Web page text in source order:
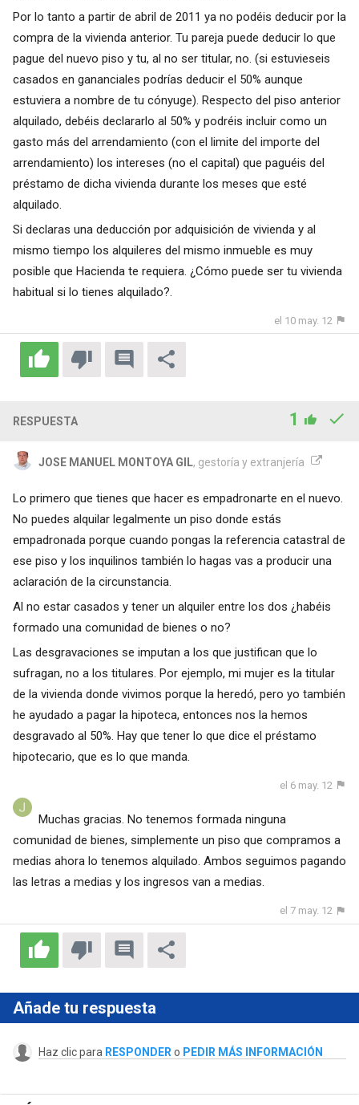
Por lo tanto a partir de abril de 2011 ya no podéis deducir por la
compra de la vivienda anterior. Tu pareja puede deducir lo que
pague del nuevo piso y tu, al no ser titular, no. (si estuvieseis
casados en gananciales podrías deducir el 50% aunque
estuviera a nombre de tu cónyuge). Respecto del piso anterior
alquilado, debéis declararlo al 50% y podréis incluir como un
gasto más del arrendamiento (con el limite del importe del
arrendamiento) los intereses (no el capital) que paguéis del
préstamo de dicha vivienda durante los meses que esté
alquilado.
Si declaras una deducción por adquisición de vivienda y al
mismo tiempo los alquileres del mismo inmueble es muy
posible que Hacienda te requiera. ¿Cómo puede ser tu vivienda
habitual si lo tienes alquilado?.
el 10 may. 12
RESPUESTA 1
JOSE MANUEL MONTOYA GIL, gestoría y extranjería
Lo primero que tienes que hacer es empadronarte en el nuevo.
No puedes alquilar legalmente un piso donde estás
empadronada porque cuando pongas la referencia catastral de
ese piso y los inquilinos también lo hagas vas a producir una
aclaración de la circunstancia.
Al no estar casados y tener un alquiler entre los dos ¿habéis
formado una comunidad de bienes o no?
Las desgravaciones se imputan a los que justifican que lo
sufragan, no a los titulares. Por ejemplo, mi mujer es la titular
de la vivienda donde vivimos porque la heredó, pero yo también
he ayudado a pagar la hipoteca, entonces nos la hemos
desgravado al 50%. Hay que tener lo que dice el préstamo
hipotecario, que es lo que manda.
el 6 may. 12
Muchas gracias. No tenemos formada ninguna
comunidad de bienes, simplemente un piso que compramos a
medias ahora lo tenemos alquilado. Ambos seguimos pagando
las letras a medias y los ingresos van a medias.
el 7 may. 12
Añade tu respuesta
Haz clic para RESPONDER o PEDIR MÁS INFORMACIÓN